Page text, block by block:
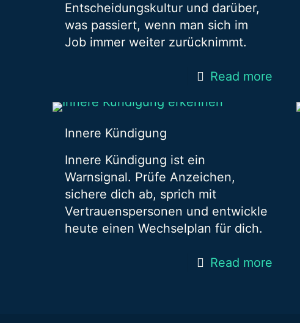
Entscheidungskultur und darüber,
was passiert, wenn man sich im
Job immer weiter zurücknimmt.
Read more
Innere Kündigung
Innere Kündigung ist ein
Warnsignal. Prüfe Anzeichen,
sichere dich ab, sprich mit
Vertrauenspersonen und entwickle
heute einen Wechselplan für dich.
Read more